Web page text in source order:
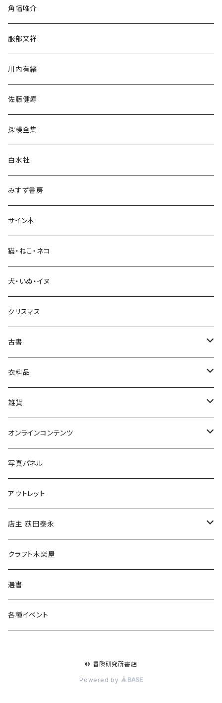
民族・風習
言語・ことば
生活・暮らし
芸術・絵画・写真
絵本・児童書
娯楽・エンターテインメント
角幡唯介
服部文祥
川内有緒
佐藤健寿
探検全集
白水社
みすず書房
サイン本
猫・ねこ・ネコ
犬・いぬ・イヌ
クリスマス
古書
古書セット
美術
衣料品
POLEWARDS
Tシャツ
雑貨
バッグ
ブックカバー
マグカップ
傘
食料品
その他
オンラインコンテンツ
冒険クロストーク
写真パネル
アウトレット
店主 荻田泰永
書籍
ウェア
クラフト木楽屋
選書
各種イベント
© 冒険研究所書店
Powered by